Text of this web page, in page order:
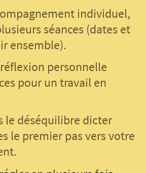
individuel,
séances (dates et
ensemble).
personnelle
pour un travail en
le déséquilibre dicter
le premier pas vers votre